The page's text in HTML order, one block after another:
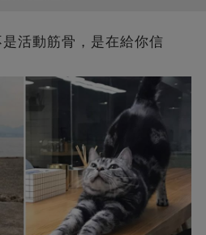
活動筋骨，是在給你信